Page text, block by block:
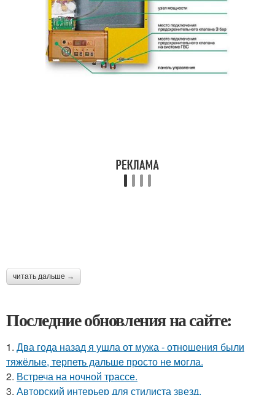
читать дальше →
Последние обновления на сайте:
1. Два года назад я ушла от мужа - отношения были
тяжёлые, терпеть дальше просто не могла.
2. Встреча на ночной трассе.
3. Авторский интерьер для стилиста звезд.